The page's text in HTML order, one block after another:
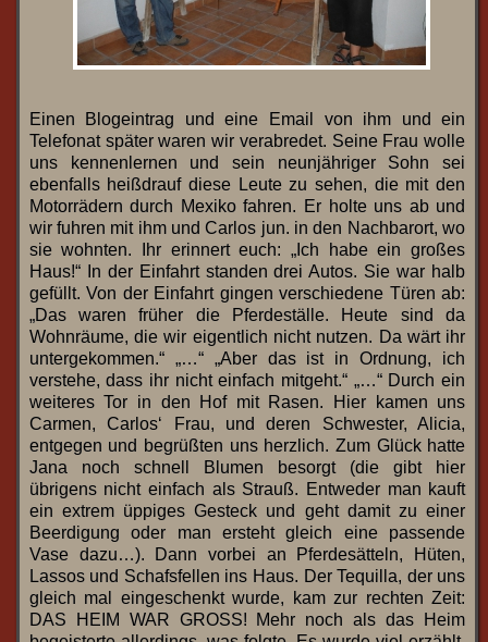
Einen Blogeintrag und eine Email von ihm und ein
Telefonat später waren wir verabredet. Seine Frau wolle
uns kennenlernen und sein neunjähriger Sohn sei
ebenfalls heißdrauf diese Leute zu sehen, die mit den
Motorrädern durch Mexiko fahren. Er holte uns ab und
wir fuhren mit ihm und Carlos jun. in den Nachbarort, wo
sie wohnten. Ihr erinnert euch: „Ich habe ein großes
Haus!“ In der Einfahrt standen drei Autos. Sie war halb
gefüllt. Von der Einfahrt gingen verschiedene Türen ab:
„Das waren früher die Pferdeställe. Heute sind da
Wohnräume, die wir eigentlich nicht nutzen. Da wärt ihr
untergekommen.“ „…“ „Aber das ist in Ordnung, ich
verstehe, dass ihr nicht einfach mitgeht.“ „…“ Durch ein
weiteres Tor in den Hof mit Rasen. Hier kamen uns
Carmen, Carlos‘ Frau, und deren Schwester, Alicia,
entgegen und begrüßten uns herzlich. Zum Glück hatte
Jana noch schnell Blumen besorgt (die gibt hier
übrigens nicht einfach als Strauß. Entweder man kauft
ein extrem üppiges Gesteck und geht damit zu einer
Beerdigung oder man ersteht gleich eine passende
Vase dazu…). Dann vorbei an Pferdesätteln, Hüten,
Lassos und Schafsfellen ins Haus. Der Tequilla, der uns
gleich mal eingeschenkt wurde, kam zur rechten Zeit:
DAS HEIM WAR GROSS! Mehr noch als das Heim